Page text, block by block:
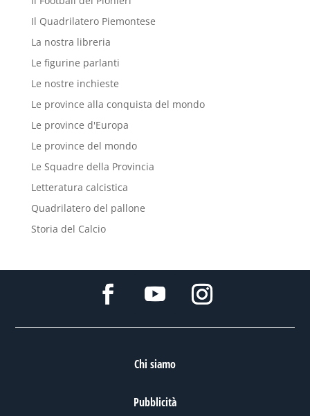
Il Quadrilatero Piemontese
La nostra libreria
Le figurine parlanti
Le nostre inchieste
Le province alla conquista del mondo
Le province d'Europa
Le province del mondo
Le Squadre della Provincia
Letteratura calcistica
Quadrilatero del pallone
Storia del Calcio
Chi siamo
Pubblicità